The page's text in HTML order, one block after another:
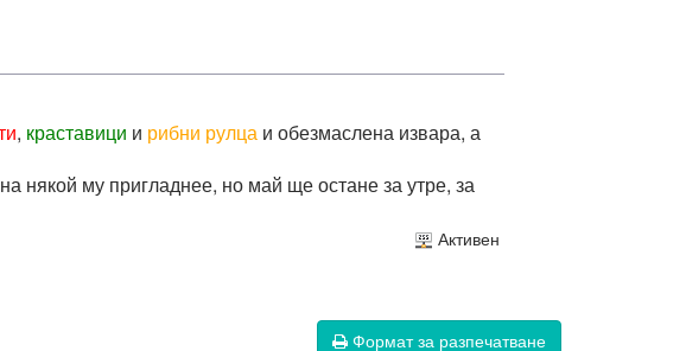
, краставици и рибни рулца и обезмаслена извара, а
някой му пригладнее, но май ще остане за утре, за
Активен
Формат за разпечатване